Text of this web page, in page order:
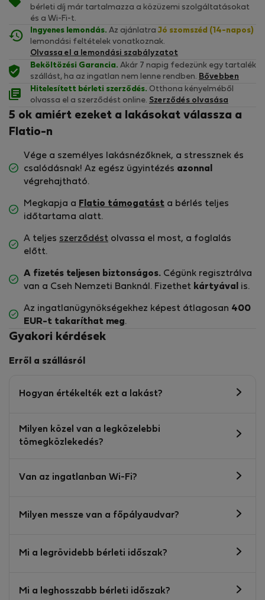
bérleti díj már tartalmazza a közüzemi szolgáltatásokat
és a Wi-Fi-t.
Ingyenes lemondás. Az ajánlatra Jó szomszéd (14-napos)
lemondási feltételek vonatkoznak.
Olvassa el a lemondási szabályzatot
Beköltözési Garancia. Akár 7 napig fedezünk egy tartalék
szállást, ha az ingatlan nem lenne rendben. Bővebben
Hitelesített bérleti szerződés. Otthona kényelméből
olvassa el a szerződést online. Szerződés olvasása
5 ok amiért ezeket a lakásokat válassza a
Flatio-n
Vége a személyes lakásnézőknek, a stressznek és
csalódásnak! Az egész ügyintézés azonnal
végrehajtható.
Megkapja a Flatio támogatást a bérlés teljes
időtartama alatt.
A teljes szerződést olvassa el most, a foglalás
előtt.
A fizetés teljesen biztonságos. Cégünk regisztrálva
van a Cseh Nemzeti Banknál. Fizethet kártyával is.
Az ingatlanügynökségekhez képest átlagosan 400
EUR-t takaríthat meg.
Gyakori kérdések
Erről a szállásról
Hogyan értékelték ezt a lakást?
Milyen közel van a legközelebbi
tömegközlekedés?
Van az ingatlanban Wi-Fi?
Milyen messze van a főpályaudvar?
Mi a legrövidebb bérleti időszak?
Mi a leghosszabb bérleti időszak?